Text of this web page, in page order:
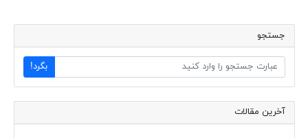
جستجو
بگرد!
آخرین مقالات